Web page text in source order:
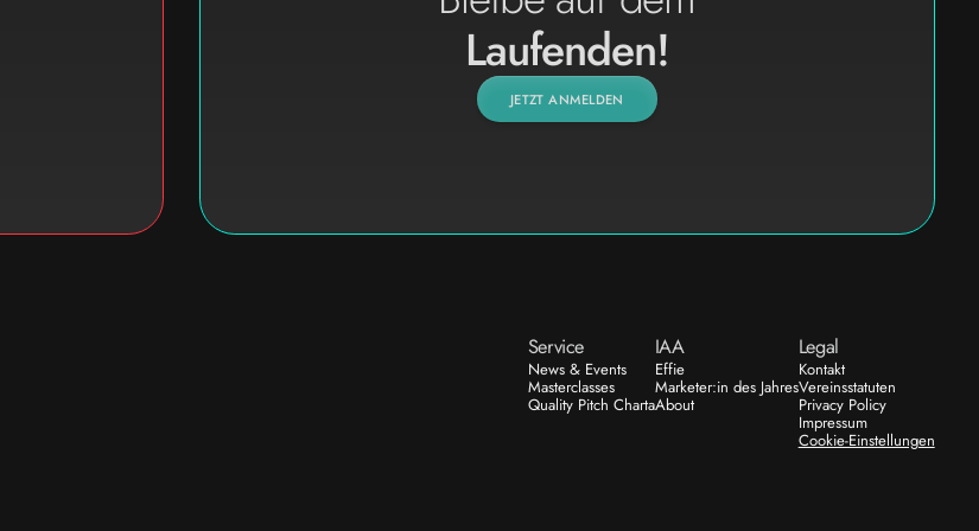
Laufenden!
JETZT ANMELDEN
Service
News & Events
Masterclasses
Quality Pitch Charta
IAA
Effie
Marketer:in des Jahres
About
Legal
Kontakt
Vereinsstatuten
Privacy Policy
Impressum
Cookie-Einstellungen